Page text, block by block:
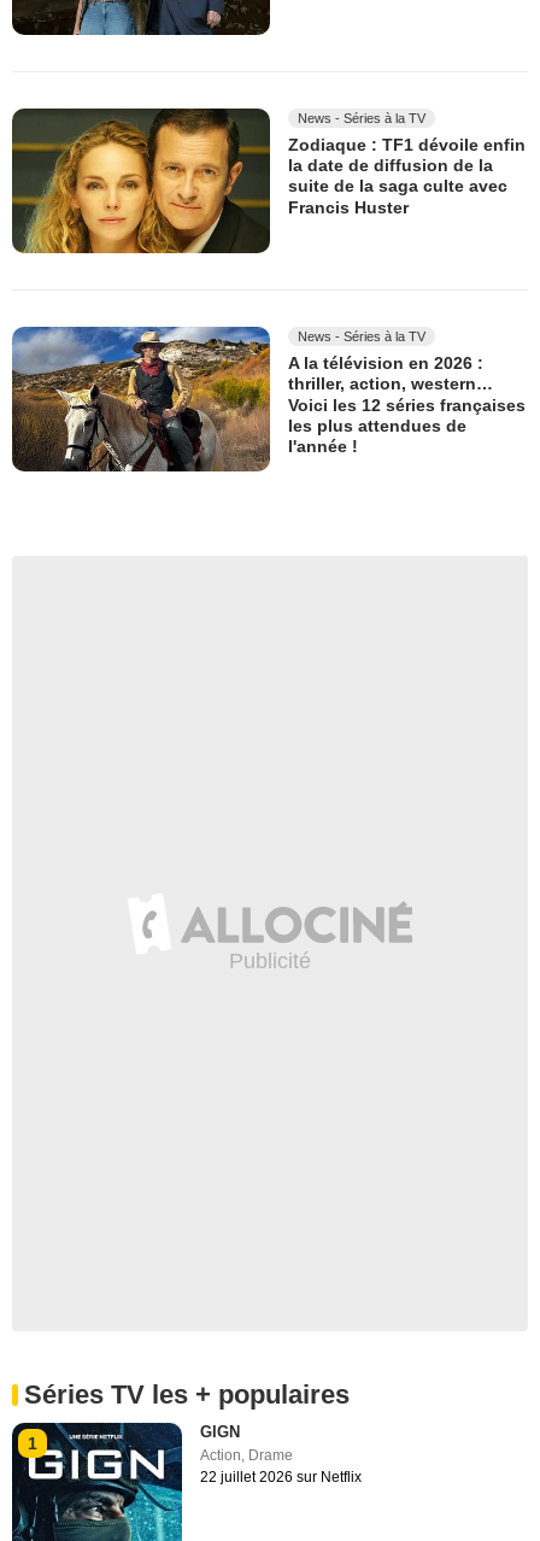
News - Séries à la TV
Zodiaque : TF1 dévoile enfin
la date de diffusion de la
suite de la saga culte avec
Francis Huster
News - Séries à la TV
A la télévision en 2026 :
thriller, action, western…
Voici les 12 séries françaises
les plus attendues de
l'année !
Séries TV les + populaires
1
GIGN
Action, Drame
22 juillet 2026 sur Netflix